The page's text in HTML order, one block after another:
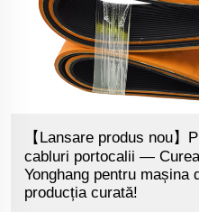
【Lansare produs nou
cabluri portocalii —
Yonghang pentru mașina
producția curată!